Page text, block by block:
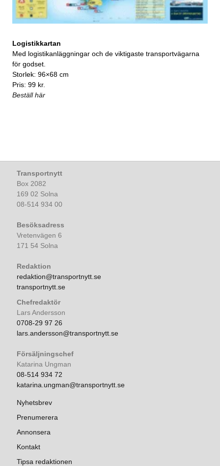
Logistikkartan
Med logistikanläggningar och de viktigaste transportvägarna
för godset.
Storlek: 96×68 cm
Pris: 99 kr.
Beställ här
Transportnytt
Box 2082
169 02 Solna
08-514 934 00
Besöksadress
Vretenvägen 6
171 54 Solna
Redaktion
redaktion@transportnytt.se
transportnytt.se
Chefredaktör
Lars Andersson
0708-29 97 26
lars.andersson@transportnytt.se
Försäljningschef
Katarina Ungman
08-514 934 72
katarina.ungman@transportnytt.se
Nyhetsbrev
Prenumerera
Annonsera
Kontakt
Tipsa redaktionen